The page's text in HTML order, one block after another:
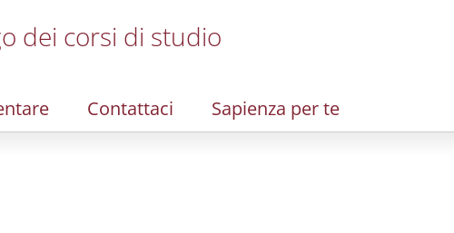
dei corsi di studio
Contattaci Sapienza per te